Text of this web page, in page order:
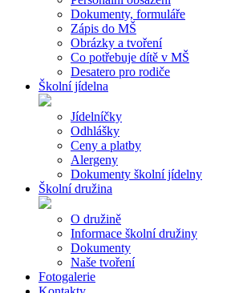
Dokumenty, formuláře
Zápis do MŠ
Obrázky a tvoření
Co potřebuje dítě v MŠ
Desatero pro rodiče
Školní jídelna
Jídelníčky
Odhlášky
Ceny a platby
Alergeny
Dokumenty školní jídelny
Školní družina
O družině
Informace školní družiny
Dokumenty
Naše tvoření
Fotogalerie